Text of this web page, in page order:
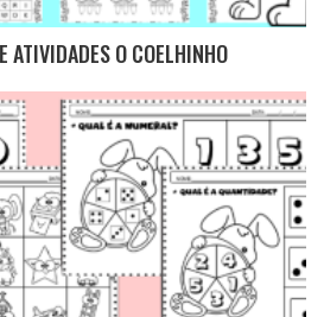
ATIVIDADES O COELHINHO